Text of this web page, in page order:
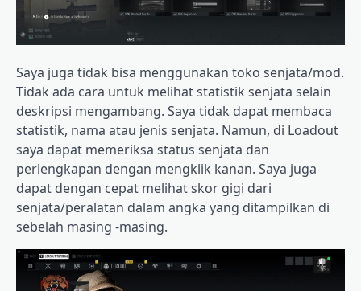
Saya juga tidak bisa menggunakan toko senjata/mod.
Tidak ada cara untuk melihat statistik senjata selain
deskripsi mengambang. Saya tidak dapat membaca
statistik, nama atau jenis senjata. Namun, di Loadout
saya dapat memeriksa status senjata dan
perlengkapan dengan mengklik kanan. Saya juga
dapat dengan cepat melihat skor gigi dari
senjata/peralatan dalam angka yang ditampilkan di
sebelah masing -masing.